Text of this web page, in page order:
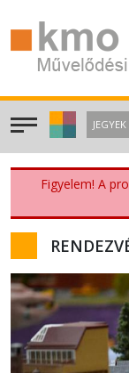
JEGYEK
Figyelem! A